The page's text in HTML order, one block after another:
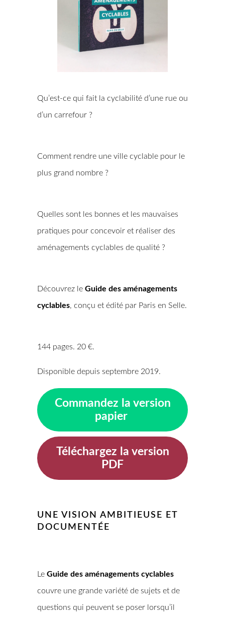
Qu’est-ce qui fait la cyclabilité d’une rue ou
d’un carrefour ?
Comment rendre une ville cyclable pour le
plus grand nombre ?
Quelles sont les bonnes et les mauvaises
pratiques pour concevoir et réaliser des
aménagements cyclables de qualité ?
Découvrez le Guide des aménagements
cyclables, conçu et édité par Paris en Selle.
144 pages. 20 €.
Disponible depuis septembre 2019.
Commandez la version
papier
Téléchargez la version
PDF
UNE VISION AMBITIEUSE ET
DOCUMENTÉE
Le Guide des aménagements cyclables
couvre une grande variété de sujets et de
questions qui peuvent se poser lorsqu’il